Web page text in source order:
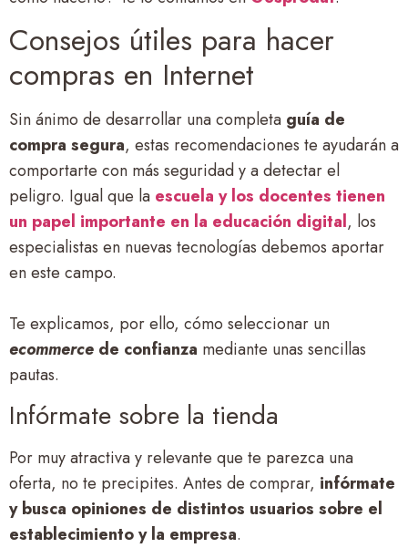
Consejos útiles para hacer
compras en Internet
Sin ánimo de desarrollar una completa guía de
compra segura, estas recomendaciones te ayudarán a
comportarte con más seguridad y a detectar el
peligro. Igual que la escuela y los docentes tienen
un papel importante en la educación digital, los
especialistas en nuevas tecnologías debemos aportar
en este campo.
Te explicamos, por ello, cómo seleccionar un
ecommerce de confianza mediante unas sencillas
pautas.
Infórmate sobre la tienda
Por muy atractiva y relevante que te parezca una
oferta, no te precipites. Antes de comprar, infórmate
y busca opiniones de distintos usuarios sobre el
establecimiento y la empresa.